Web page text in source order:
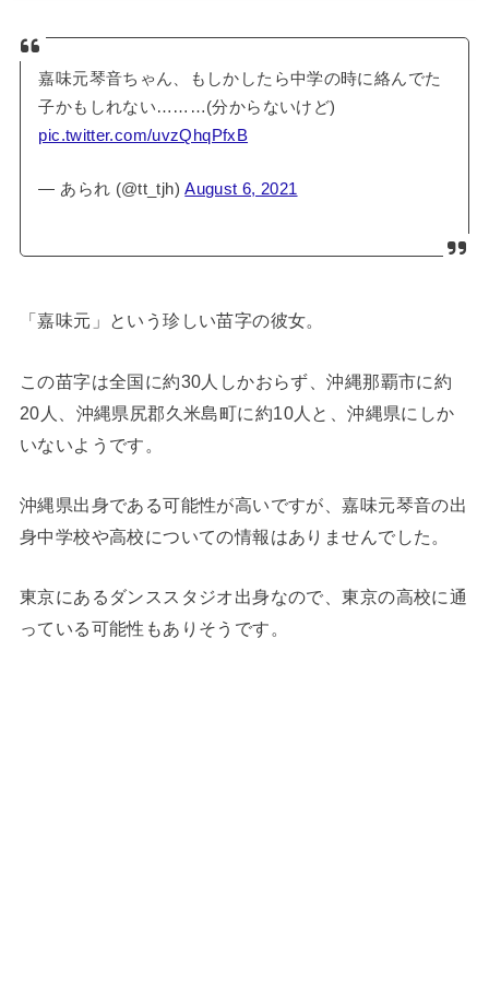
嘉味元琴音ちゃん、もしかしたら中学の時に絡んでた
子かもしれない………(分からないけど)
pic.twitter.com/uvzQhqPfxB
— あられ (@tt_tjh)August 6, 2021
「嘉味元」という珍しい苗字の彼女。
この苗字は全国に約30人しかおらず、沖縄那覇市に約
20人、沖縄県 尻郡久米島町に約10人と、沖縄県にしか
いないようです。
沖縄県出身である可能性が高いですが、嘉味元琴音の出
身中学校や高校についての情報はありませんでした。
東京にあるダンススタジオ出身なので、東京の高校に通
っている可能性もありそうです。